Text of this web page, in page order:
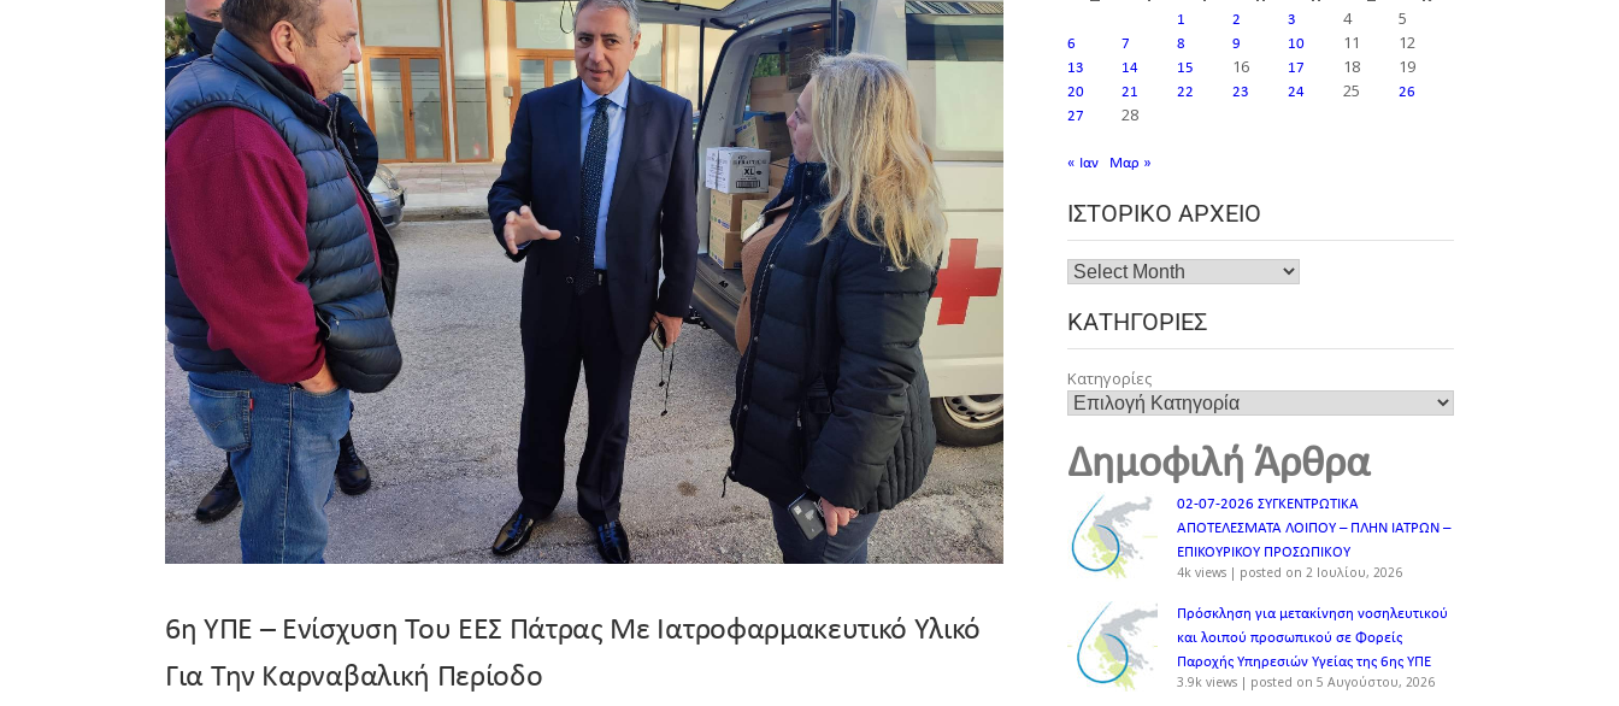
6η ΥΠΕ – Ενίσχυση Του ΕΕΣ Πάτρας Με Ιατροφαρμακευτικό Υλικό
Για Την Καρναβαλική Περίοδο
1 2 3 4 5
6 7 8 9 10 11 12
13 14 15 16 17 18 19
20 21 22 23 24 25
26
27
28
« Ιαν Μαρ »
ΙΣΤΟΡΙΚΌ ΑΡΧΕΊΟ
ΚΑΤΗΓΟΡΊΕΣ
Κατηγορίες
Δημοφιλή Άρθρα
02-07-2026 ΣΥΓΚΕΝΤΡΩΤΙΚΑ
ΑΠΟΤΕΛΕΣΜΑΤΑ ΛΟΙΠΟΥ – ΠΛΗΝ ΙΑΤΡΩΝ –
ΕΠΙΚΟΥΡΙΚΟΥ ΠΡΟΣΩΠΙΚOY
4k views | posted on 2 Ιουλίου, 2026
Πρόσκληση για μετακίνηση νοσηλευτικού
και λοιπού προσωπικού σε Φορείς
Παροχής Υπηρεσιών Υγείας της 6ης ΥΠΕ
3.9k views | posted on 5 Αυγούστου, 2026